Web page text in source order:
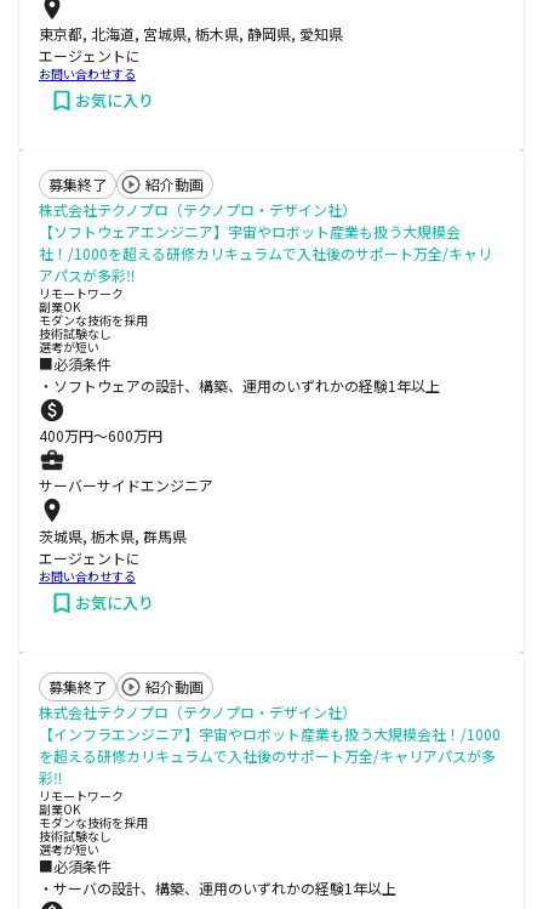
東京都, 北海道, 宮城県, 栃木県, 静岡県, 愛知県
エージェントに
お問い合わせする
お気に入り
募集終了
紹介動画
株式会社テクノプロ（テクノプロ・デザイン社）
【ソフトウェアエンジニア】宇宙やロボット産業も扱う大規模会
社！/1000を超える研修カリキュラムで入社後のサポート万全/キャリ
アパスが多彩‼
リモートワーク
副業OK
モダンな技術を採用
技術試験なし
選考が短い
■必須条件
・ソフトウェアの設計、構築、運用のいずれかの経験1年以上
400万円〜600万円
サーバーサイドエンジニア
茨城県, 栃木県, 群馬県
エージェントに
お問い合わせする
お気に入り
募集終了
紹介動画
株式会社テクノプロ（テクノプロ・デザイン社）
【インフラエンジニア】宇宙やロボット産業も扱う大規模会社！/1000
を超える研修カリキュラムで入社後のサポート万全/キャリアパスが多
彩‼
リモートワーク
副業OK
モダンな技術を採用
技術試験なし
選考が短い
■必須条件
・サーバの設計、構築、運用のいずれかの経験1年以上